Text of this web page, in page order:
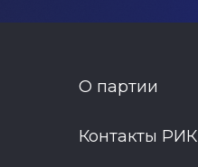
О партии
Контакты РИК